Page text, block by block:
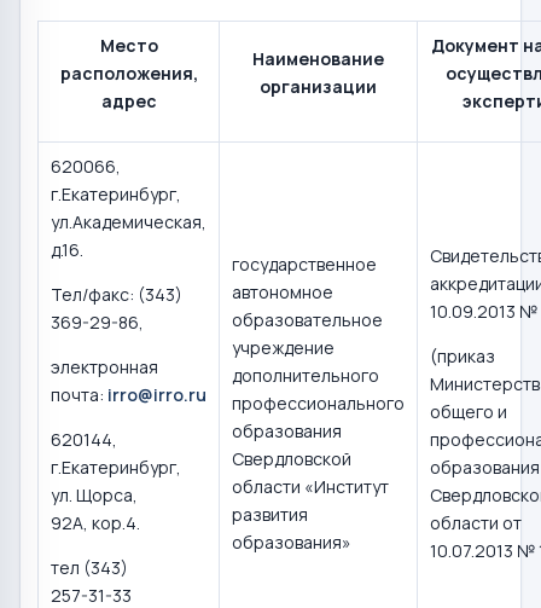
Место
расположения,
адрес
Наименование
организации
Документ
620066,
г.Екатеринбург,
ул.Академическая,
д.16.
Тел/факс: (343)
369-29-86,
электронная
почта: irro@irro.ru
620144,
г.Екатеринбург,
ул. Щорса,
92А, кор.4.
тел (343)
257-31-33
государственное
автономное
образовательное
учреждение
дополнительного
профессионального
образования
Свердловской
области «Институт
развития
образования»
10.09.2013 №
(приказ
общего и
образования
области от
10.07.2013 №